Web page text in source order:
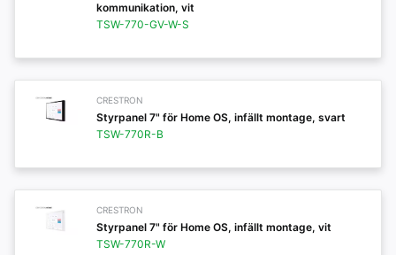
kommunikation, vit
TSW-770-GV-W-S
CRESTRON
Styrpanel 7" för Home OS, infällt montage, svart
TSW-770R-B
CRESTRON
Styrpanel 7" för Home OS, infällt montage, vit
TSW-770R-W